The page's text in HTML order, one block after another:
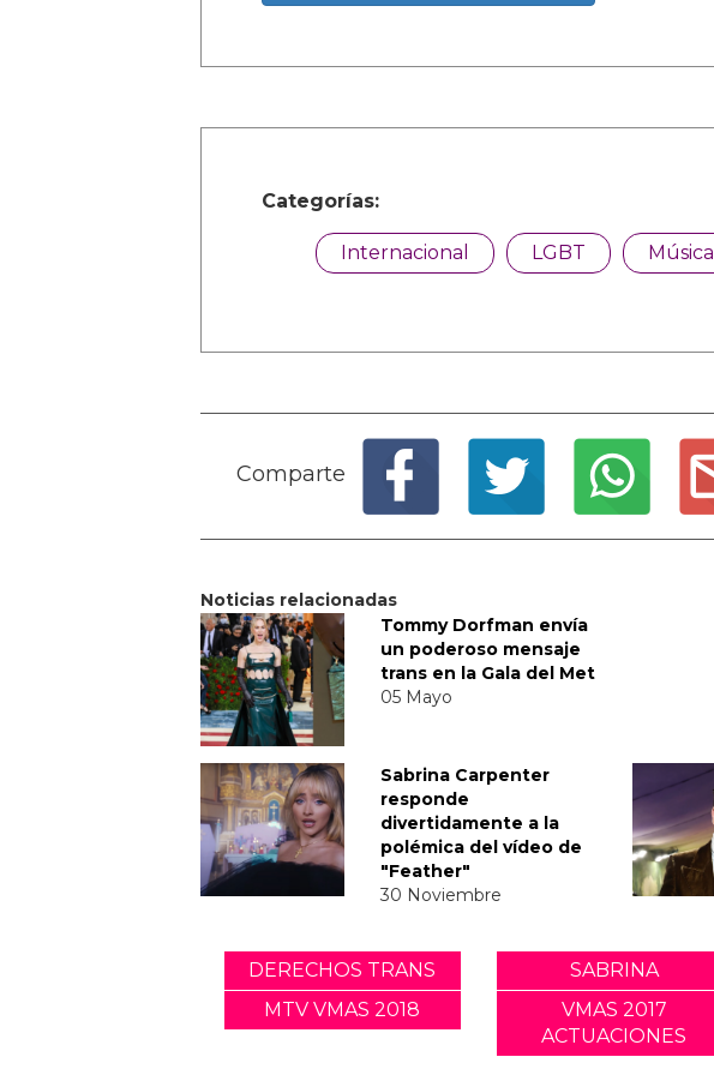
Categorías:
Internacional LGBT Música
Comparte
Noticias relacionadas
Tommy Dorfman envía
un poderoso mensaje
trans en la Gala del Met
05 Mayo
Sabrina Carpenter
responde
divertidamente a la
polémica del vídeo de
"Feather"
30 Noviembre
DERECHOS TRANS SABRINA
MTV VMAS 2018
VMAS 2017
ACTUACIONES